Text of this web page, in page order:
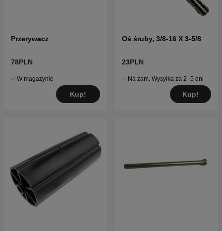
Przerywacz
78PLN
W magazynie
Kup!
Oś śruby, 3/8-16 X 3-5/8
23PLN
Na zam. Wysyłka za 2–5 dni
Kup!